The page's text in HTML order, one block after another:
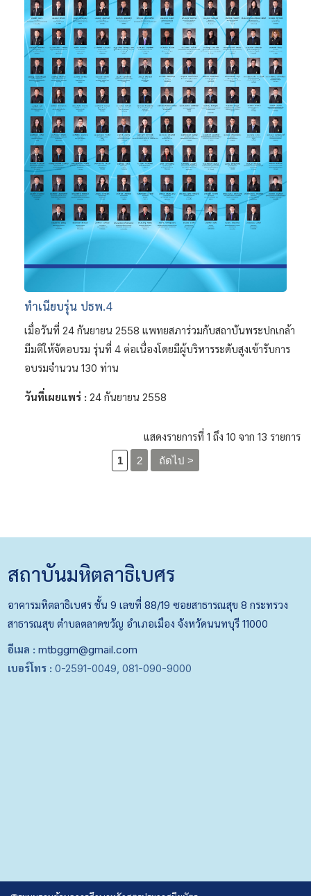
ทำเนียบรุ่น ปธพ.4
เมื่อวันที่ 24 กันยายน 2558 แพทยสภาร่วมกับสถาบันพระปกเกล้า
มีมติให้จัดอบรม รุ่นที่ 4 ต่อเนื่องโดยมีผู้บริหารระดับสูงเข้ารับการ
อบรมจำนวน 130 ท่าน
วันที่เผยแพร่ : 24 กันยายน 2558
แสดงรายการที่ 1 ถึง 10 จาก 13 รายการ
1 2 ถัดไป >
สถาบันมหิตลาธิเบศร
อาคารมหิตลาธิเบศร ชั้น 9 เลขที่ 88/19 ซอยสาธารณสุข 8 กระทรวง
สาธารณสุข ตำบลตลาดขวัญ อำเภอเมือง จังหวัดนนทบุรี 11000
อีเมล : mtbggm@gmail.com
เบอร์โทร : 0-2591-0049, 081-090-9000